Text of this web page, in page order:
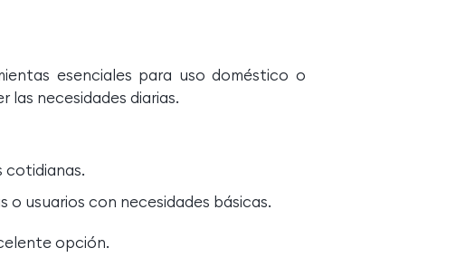
esenciales para uso doméstico o
necesidades diarias.
cotidianas.
usuarios con necesidades básicas.
opción.